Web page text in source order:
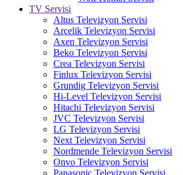
TV Servisi
Altus Televizyon Servisi
Arçelik Televizyon Servisi
Axen Televizyon Servisi
Beko Televizyon Servisi
Crea Televizyon Servisi
Finlux Televizyon Servisi
Grundig Televizyon Servisi
Hi-Level Televizyon Servisi
Hitachi Televizyon Servisi
JVC Televizyon Servisi
LG Televizyon Servisi
Next Televizyon Servisi
Nordmende Televizyon Servisi
Onvo Televizyon Servisi
Panasonic Televizyon Servisi